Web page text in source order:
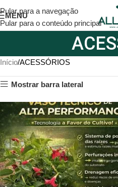
Pular para a navegação
Pular para o conteúdo principal
MENU
Início ACESSÓRIOS
Mostrar barra lateral